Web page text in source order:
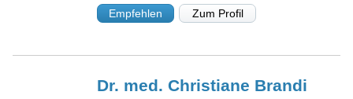
Empfehlen Zum Profil
Dr. med. Christiane Brandi